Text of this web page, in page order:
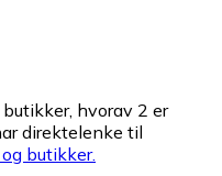
hvorav 2 er
direktelenke til
butikker.